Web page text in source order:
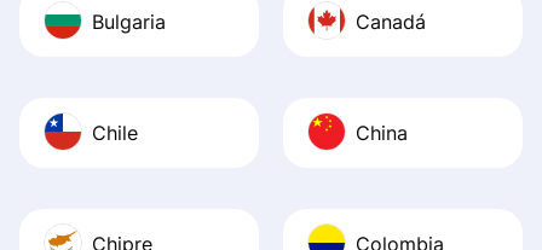
Bulgaria Canadá
Chile China
Chipre Colombia